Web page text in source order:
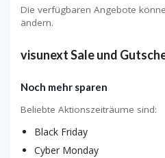
Die verfügbaren Angebote
ändern.
visunext Sale und
Noch mehr sparen
Beliebte Aktionszeiträume sind:
Black Friday
Cyber Monday